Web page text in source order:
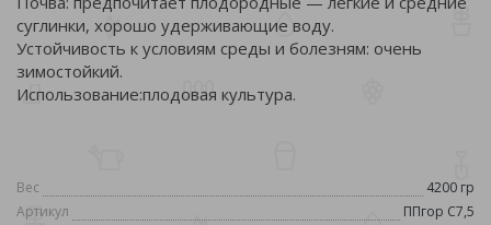
суглинки, хорошо удерживающие воду.
Устойчивость к условиям среды и болезням: очень
зимостойкий.
Использование:плодовая культура.
Вес
4200 гр
Артикул
ППгор С7,5